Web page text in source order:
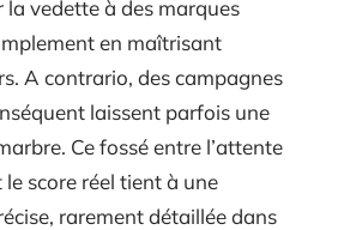
la vedette à des marques
en maîtrisant
A contrario, des campagnes
laissent parfois une
Ce fossé entre l’attente
score réel tient à une
rarement détaillée dans